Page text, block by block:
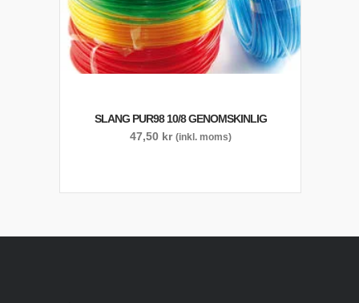
SLANG PUR98 10/8 GENOMSKINLIG
47,50 kr (inkl. moms)